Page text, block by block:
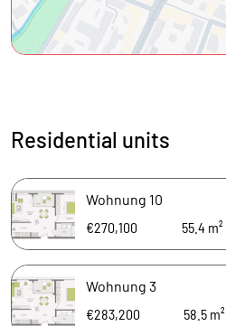
Residential units
Wohnung 10
€270,100
55.4 m²
Wohnung 3
€283,200
58.5 m²